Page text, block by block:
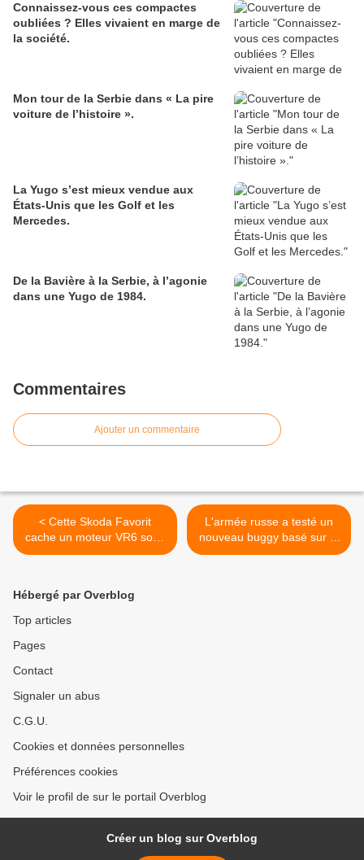
Connaissez-vous ces compactes
oubliées ? Elles vivaient en marge de
la société.
Mon tour de la Serbie dans « La pire
voiture de l’histoire ».
La Yugo s’est mieux vendue aux
États-Unis que les Golf et les
Mercedes.
De la Bavière à la Serbie, à l’agonie
dans une Yugo de 1984.
Commentaires
Ajouter un commentaire
< Cette Skoda Favorit
cache un moteur VR6 sous
le capot !
L'armée russe a testé un
nouveau buggy basé sur la
Niva. >
Hébergé par Overblog
Top articles
Pages
Contact
Signaler un abus
C.G.U.
Cookies et données personnelles
Préférences cookies
Voir le profil de sur le portail Overblog
Créer un blog sur Overblog